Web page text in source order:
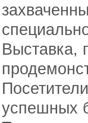
Выставка,
успешных